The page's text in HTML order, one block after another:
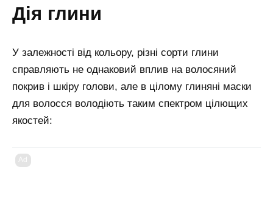
дія глини
У залежності від кольору, різні сорти глини
справляють не однаковий вплив на волосяний
покрив і шкіру голови, але в цілому глиняні маски
для волосся володіють таким спектром цілющих
якостей:
Ad